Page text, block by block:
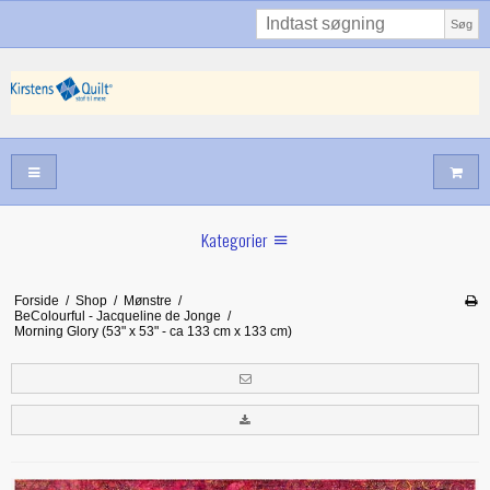
Søg
Kategorier
Juni nyt
Maj/juni nyt
Forår hos Kirstens Quilt
Alle trykfødder/Skabeloner mv til maskinquiltning
Tilbud
Forside / Shop / Mønstre /
BeColourful - Jacqueline de Jonge /
Morning Glory (53" x 53" - ca 133 cm x 133 cm)